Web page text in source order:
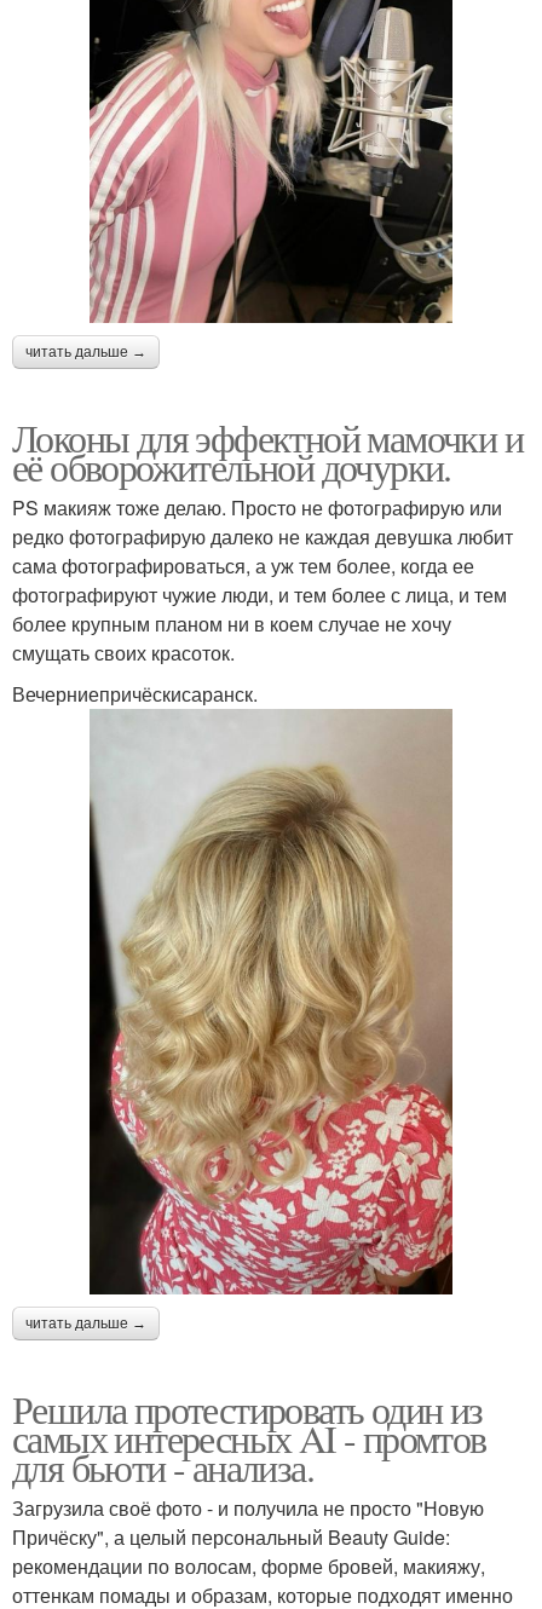
читать дальше →
Локоны для эффектной мамочки и
её обворожительной дочурки.
PS макияж тоже делаю. Просто не фотографирую или
редко фотографирую далеко не каждая девушка любит
сама фотографироваться, а уж тем более, когда ее
фотографируют чужие люди, и тем более с лица, и тем
более крупным планом ни в коем случае не хочу
смущать своих красоток.
Вечерниепричёскисаранск.
читать дальше →
Решила протестировать один из
самых интересных AI - промтов
для бьюти - анализа.
Загрузила своё фото - и получила не просто "Новую
Причёску", а целый персональный Beauty Guide:
рекомендации по волосам, форме бровей, макияжу,
оттенкам помады и образам, которые подходят именно